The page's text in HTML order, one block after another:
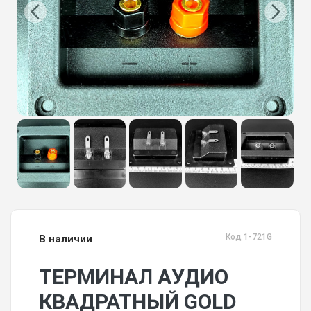
В наличии Код 1-721G
ТЕРМИНАЛ АУДИО
КВАДРАТНЫЙ GOLD